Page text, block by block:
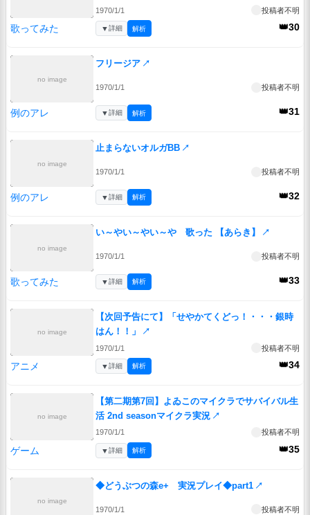
1970/1/1 投稿者不明
歌ってみた 👑30
▼詳細 解析
no image
フリージア ↗
1970/1/1 投稿者不明
例のアレ 👑31
▼詳細 解析
no image
止まらないオルガBB ↗
1970/1/1 投稿者不明
例のアレ 👑32
▼詳細 解析
no image
い～やい～やい～や 歌った 【あらき】 ↗
1970/1/1 投稿者不明
歌ってみた 👑33
▼詳細 解析
no image
【次回予告にて】「せやかてくどっ！・・・銀時
はん！！」
↗
1970/1/1 投稿者不明
アニメ 👑34
▼詳細 解析
no image
【第二期第7回】よゐこのマイクラでサバイバル生
活 2nd seasonマイクラ実況 ↗
1970/1/1 投稿者不明
ゲーム 👑35
▼詳細 解析
no image
◆どうぶつの森e+ 実況プレイ◆part1 ↗
1970/1/1 投稿者不明